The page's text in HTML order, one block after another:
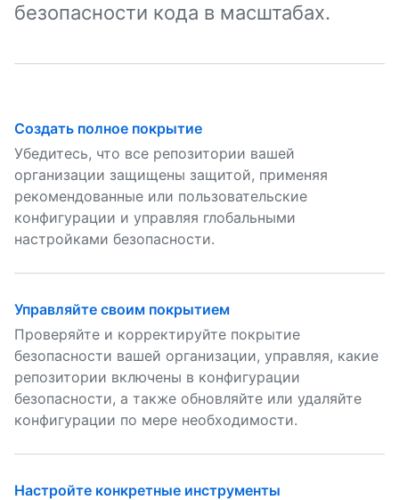
безопасности кода в масштабах.
Создать полное покрытие
Убедитесь, что все репозитории вашей
организации защищены защитой, применяя
рекомендованные или пользовательские
конфигурации и управляя глобальными
настройками безопасности.
Управляйте своим покрытием
Проверяйте и корректируйте покрытие
безопасности вашей организации, управляя, какие
репозитории включены в конфигурации
безопасности, а также обновляйте или удаляйте
конфигурации по мере необходимости.
Настройте конкретные инструменты